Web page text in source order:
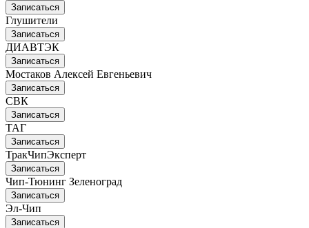
Записаться
Глушители
Записаться
ДИАВТЭК
Записаться
Мостаков Алексей Евгеньевич
Записаться
СВК
Записаться
ТАГ
Записаться
ТракЧипЭксперт
Записаться
Чип-Тюнинг Зеленоград
Записаться
Эл-Чип
Записаться